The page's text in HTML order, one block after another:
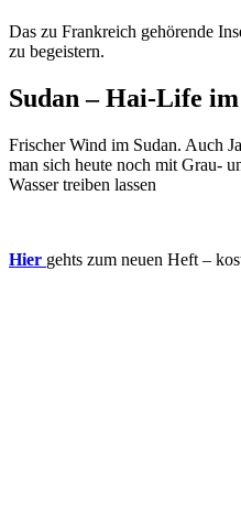
Das zu Frankreich gehörende
zu begeistern.
Sudan – Hai-Life
Frischer Wind im Sudan. Auch
man sich heute noch mit Grau-
Wasser treiben lassen
Hier gehts zum neuen Heft –